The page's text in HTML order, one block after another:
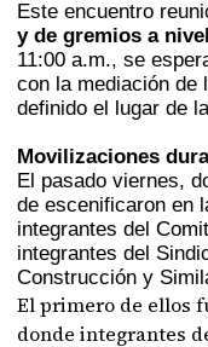
Este encuentro
y de gremios a
11:00 a.m., se
con la mediación de
definido el lugar de
Movilizaciones
El pasado viernes,
de escenificaron en
integrantes del
integrantes del
Construcción y
El primero de ellos
donde integrantes